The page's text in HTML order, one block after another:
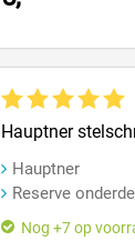
Gemiddelde
Hauptner
Hauptner
Reserve
Nog +7 op